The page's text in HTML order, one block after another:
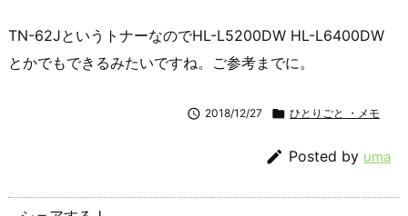
TN-62JというトナーなのでHL-L5200DW HL-L6400DW
とかでもできるみたいですね。ご参考までに。
 2018/12/27  ひとりごと ・メモ
 Posted by uma